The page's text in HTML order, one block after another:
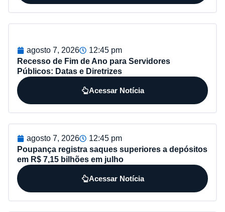
agosto 7, 2026
12:45 pm
Recesso de Fim de Ano para Servidores
Públicos: Datas e Diretrizes
Acessar Notícia
agosto 7, 2026
12:45 pm
Poupança registra saques superiores a depósitos
em R$ 7,15 bilhões em julho
Acessar Notícia